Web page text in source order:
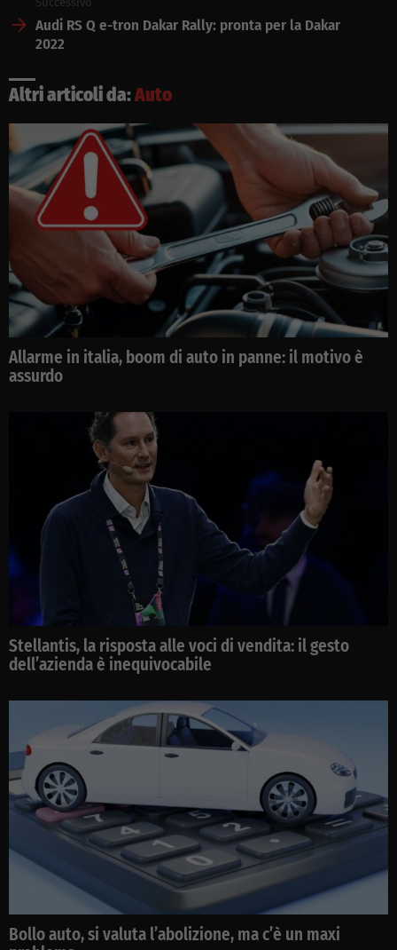
Audi RS Q e-tron Dakar Rally: pronta per la Dakar
2022
Altri articoli da:Auto
Allarme in italia, boom di auto in panne: il motivo è
assurdo
Stellantis, la risposta alle voci di vendita: il gesto
dell’azienda è inequivocabile
Bollo auto, si valuta l’abolizione, ma c’è un maxi